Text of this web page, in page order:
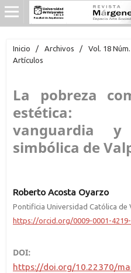
Inicio / Archivos / Vol. 18
Artículos
La pobreza
estética:
vanguardia
simbólica de
Roberto Acosta Oyarzo
Pontificia Universidad Católica de
https://orcid.org/0009-0001-
DOI:
https://doi.org/10.22370/